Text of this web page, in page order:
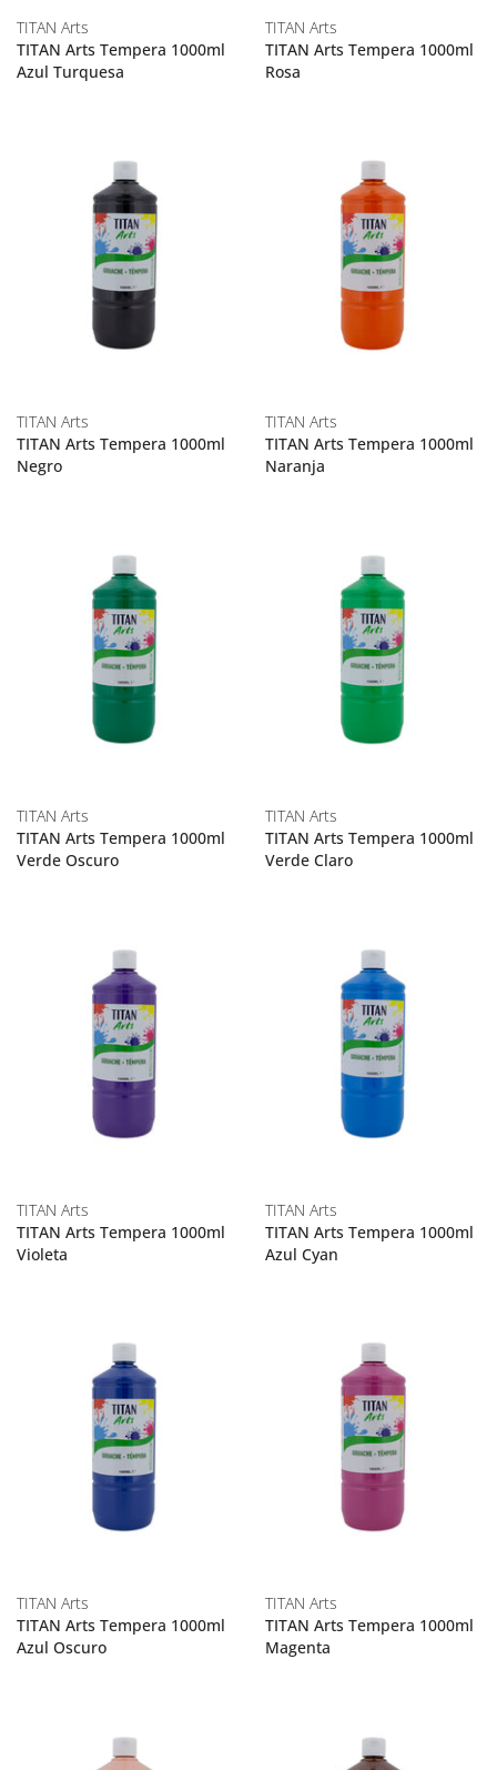
TITAN Arts
TITAN Arts Tempera 1000ml
Azul Turquesa
TITAN Arts
TITAN Arts Tempera 1000ml
Rosa
TITAN Arts
TITAN Arts Tempera 1000ml
Negro
TITAN Arts
TITAN Arts Tempera 1000ml
Naranja
TITAN Arts
TITAN Arts Tempera 1000ml
Verde Oscuro
TITAN Arts
TITAN Arts Tempera 1000ml
Verde Claro
TITAN Arts
TITAN Arts Tempera 1000ml
Violeta
TITAN Arts
TITAN Arts Tempera 1000ml
Azul Cyan
TITAN Arts
TITAN Arts Tempera 1000ml
Azul Oscuro
TITAN Arts
TITAN Arts Tempera 1000ml
Magenta